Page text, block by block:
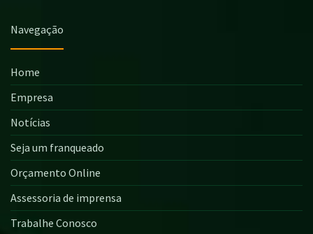
Navegação
Home
Empresa
Notícias
Seja um franqueado
Orçamento Online
Assessoria de imprensa
Trabalhe Conosco